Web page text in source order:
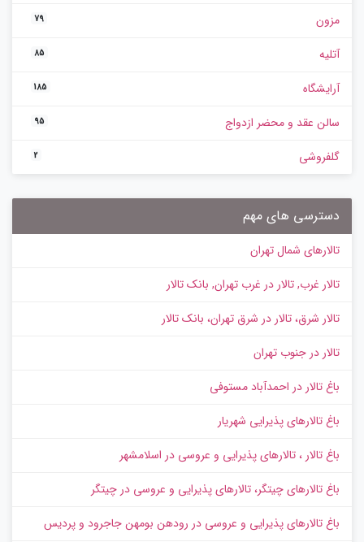
مزون 79
آتلیه 85
آرایشگاه 185
سالن عقد و محضر ازدواج 95
گلفروشی 2
دسترسی های مهم
تالارهای شمال تهران
تالار غرب, تالار در غرب تهران, بانک تالار
تالار شرق، تالار در شرق تهران، بانک تالار
تالار در جنوب تهران
باغ تالار در احمدآباد مستوفی
باغ تالارهای پذیرایی شهریار
باغ تالار ، تالارهای پذیرایی و عروسی در اسلامشهر
باغ تالارهای چیتگر، تالارهای پذیرایی و عروسی در چیتگر
باغ تالارهای پذیرایی و عروسی در رودهن بومهن جاجرود و پردیس